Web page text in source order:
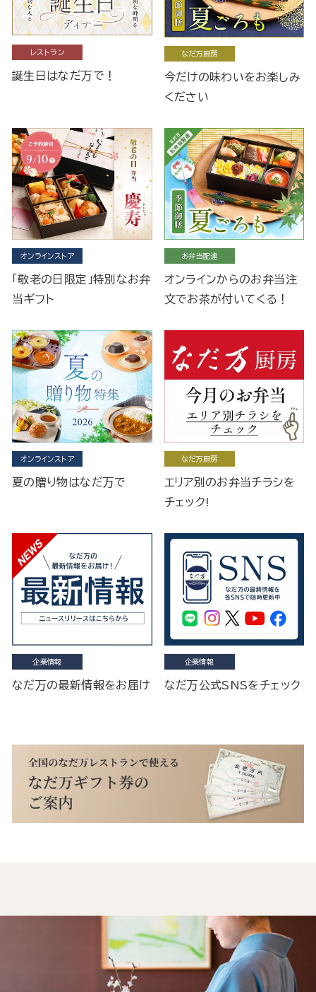
レストラン
誕生日はなだ万で！
なだ万厨房
今だけの味わいをお楽しみ
ください
オンラインストア
「敬老の日限定」特別なお弁
当ギフト
お弁当配達
オンラインからのお弁当注
文でお茶が付いてくる！
オンラインストア
夏の贈り物はなだ万で
なだ万厨房
エリア別のお弁当チラシを
チェック!
企業情報
なだ万の最新情報をお届け
企業情報
なだ万公式SNSをチェック